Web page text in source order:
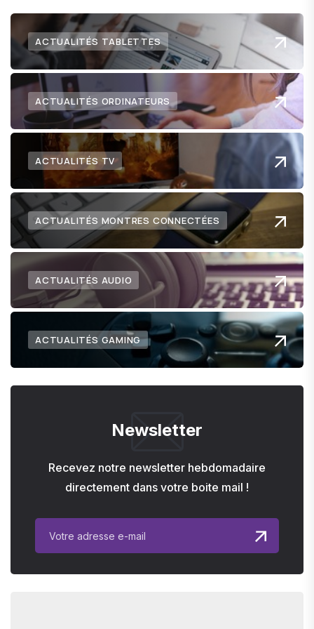
ACTUALITÉS TABLETTES
ACTUALITÉS ORDINATEURS
ACTUALITÉS TV
ACTUALITÉS MONTRES CONNECTÉES
ACTUALITÉS AUDIO
ACTUALITÉS GAMING
Newsletter
Recevez notre newsletter hebdomadaire
directement dans votre boite mail !